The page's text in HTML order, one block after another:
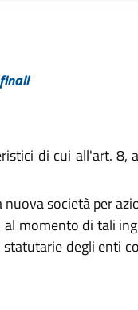
di cui all'art.
società per
momento di tali
degli enti